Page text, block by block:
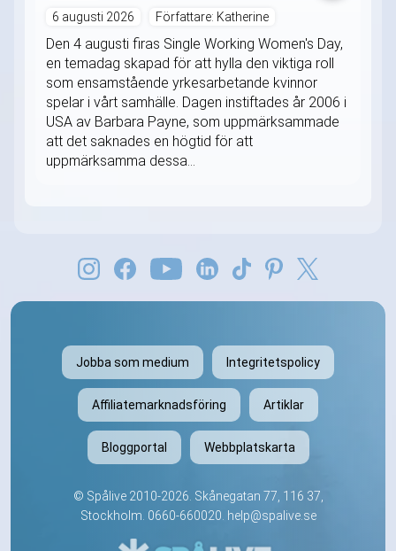
6 augusti 2026 Författare: Katherine
Den 4 augusti firas Single Working Women's Day,
en temadag skapad för att hylla den viktiga roll
som ensamstående yrkesarbetande kvinnor
spelar i vårt samhälle. Dagen instiftades år 2006 i
USA av Barbara Payne, som uppmärksammade
att det saknades en högtid för att
uppmärksamma dessa...
Jobba som medium Integritetspolicy
Affiliatemarknadsföring Artiklar
Bloggportal Webbplatskarta
© Spålive2010-2026. Skånegatan 77, 116 37,
Stockholm. 0660-660020. help@spalive.se